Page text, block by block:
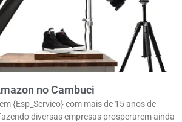
no Cambuci
{Esp_Servico} com mais de 15 anos de
diversas empresas prosperarem ainda